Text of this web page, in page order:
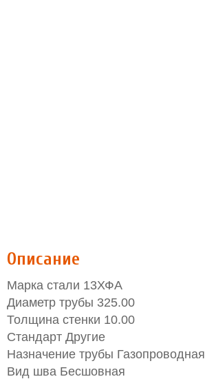
Описание
Марка стали 13ХФА
Диаметр трубы 325.00
Толщина стенки 10.00
Стандарт Другие
Назначение трубы Газопроводная
Вид шва Бесшовная